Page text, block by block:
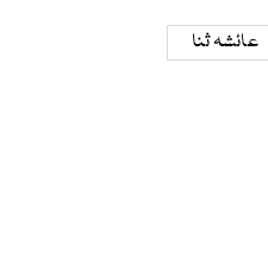
عائشہ ثنا